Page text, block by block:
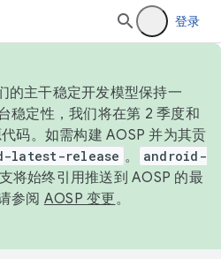
登录
的主干稳定开发模型保持一
稳定性，我们将在第 2 季度和
码。如需构建 AOSP 并为其贡
latest-release 。
android-
将始终引用推送到 AOSP 的最
参阅 AOSP 变更。